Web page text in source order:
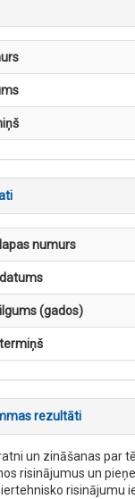
numurs
(gados)
rezultāti
un zināšanas par
risinājumus un
risinājumu